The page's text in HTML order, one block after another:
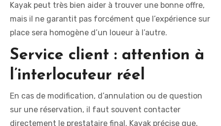
Kayak peut très bien aider à trouver une bonne offre,
mais il ne garantit pas forcément que l’expérience sur
place sera homogène d’un loueur à l’autre.
Service client : attention à
l’interlocuteur réel
En cas de modification, d’annulation ou de question
sur une réservation, il faut souvent contacter
directement le prestataire final. Kayak précise que,